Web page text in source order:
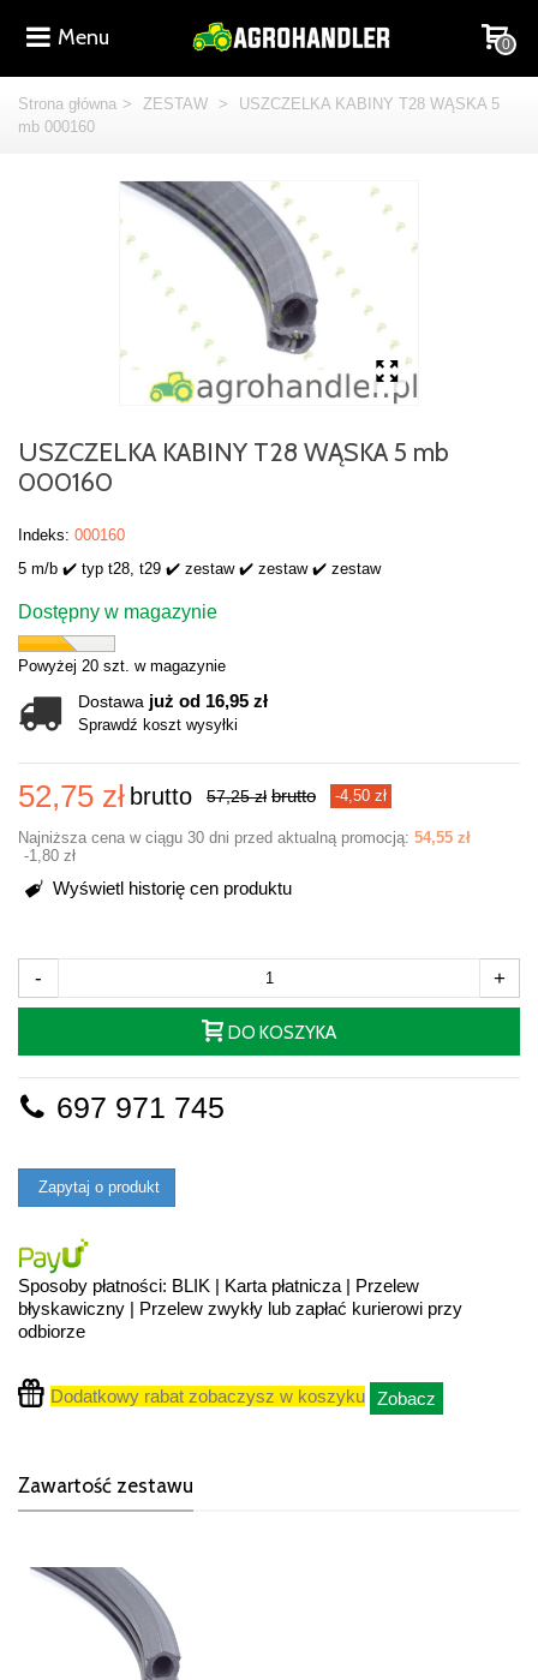
Menu 0
Strona główna > ZESTAW >
USZCZELKA KABINY T28 WĄSKA 5
mb 000160
USZCZELKA KABINY T28 WĄSKA 5 mb
000160
Indeks: 000160
5 m/b ✔️ typ t28, t29 ✔️ zestaw ✔️ zestaw ✔️ zestaw
Dostępny w magazynie
Powyżej 20 szt. w magazynie
Dostawa już od 16,95 zł
Sprawdź koszt wysyłki
52,75 zł brutto 57,25 zł brutto -4,50 zł
Najniższa cena w ciągu 30 dni przed aktualną promocją: 54,55 zł
-1,80 zł
Wyświetl historię cen produktu
- +
DO KOSZYKA
697 971 745
Zapytaj o produkt
Sposoby płatności: BLIK | Karta płatnicza | Przelew
błyskawiczny | Przelew zwykły lub zapłać kurierowi przy
odbiorze
Dodatkowy rabat zobaczysz w koszyku Zobacz
Zawartość zestawu